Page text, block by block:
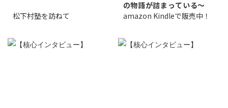
松下村塾を訪ねて
の物語が詰まっている〜
amazon Kindleで販売中！